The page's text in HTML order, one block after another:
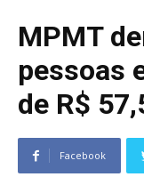
MPMT
pessoas
de R$
Facebook